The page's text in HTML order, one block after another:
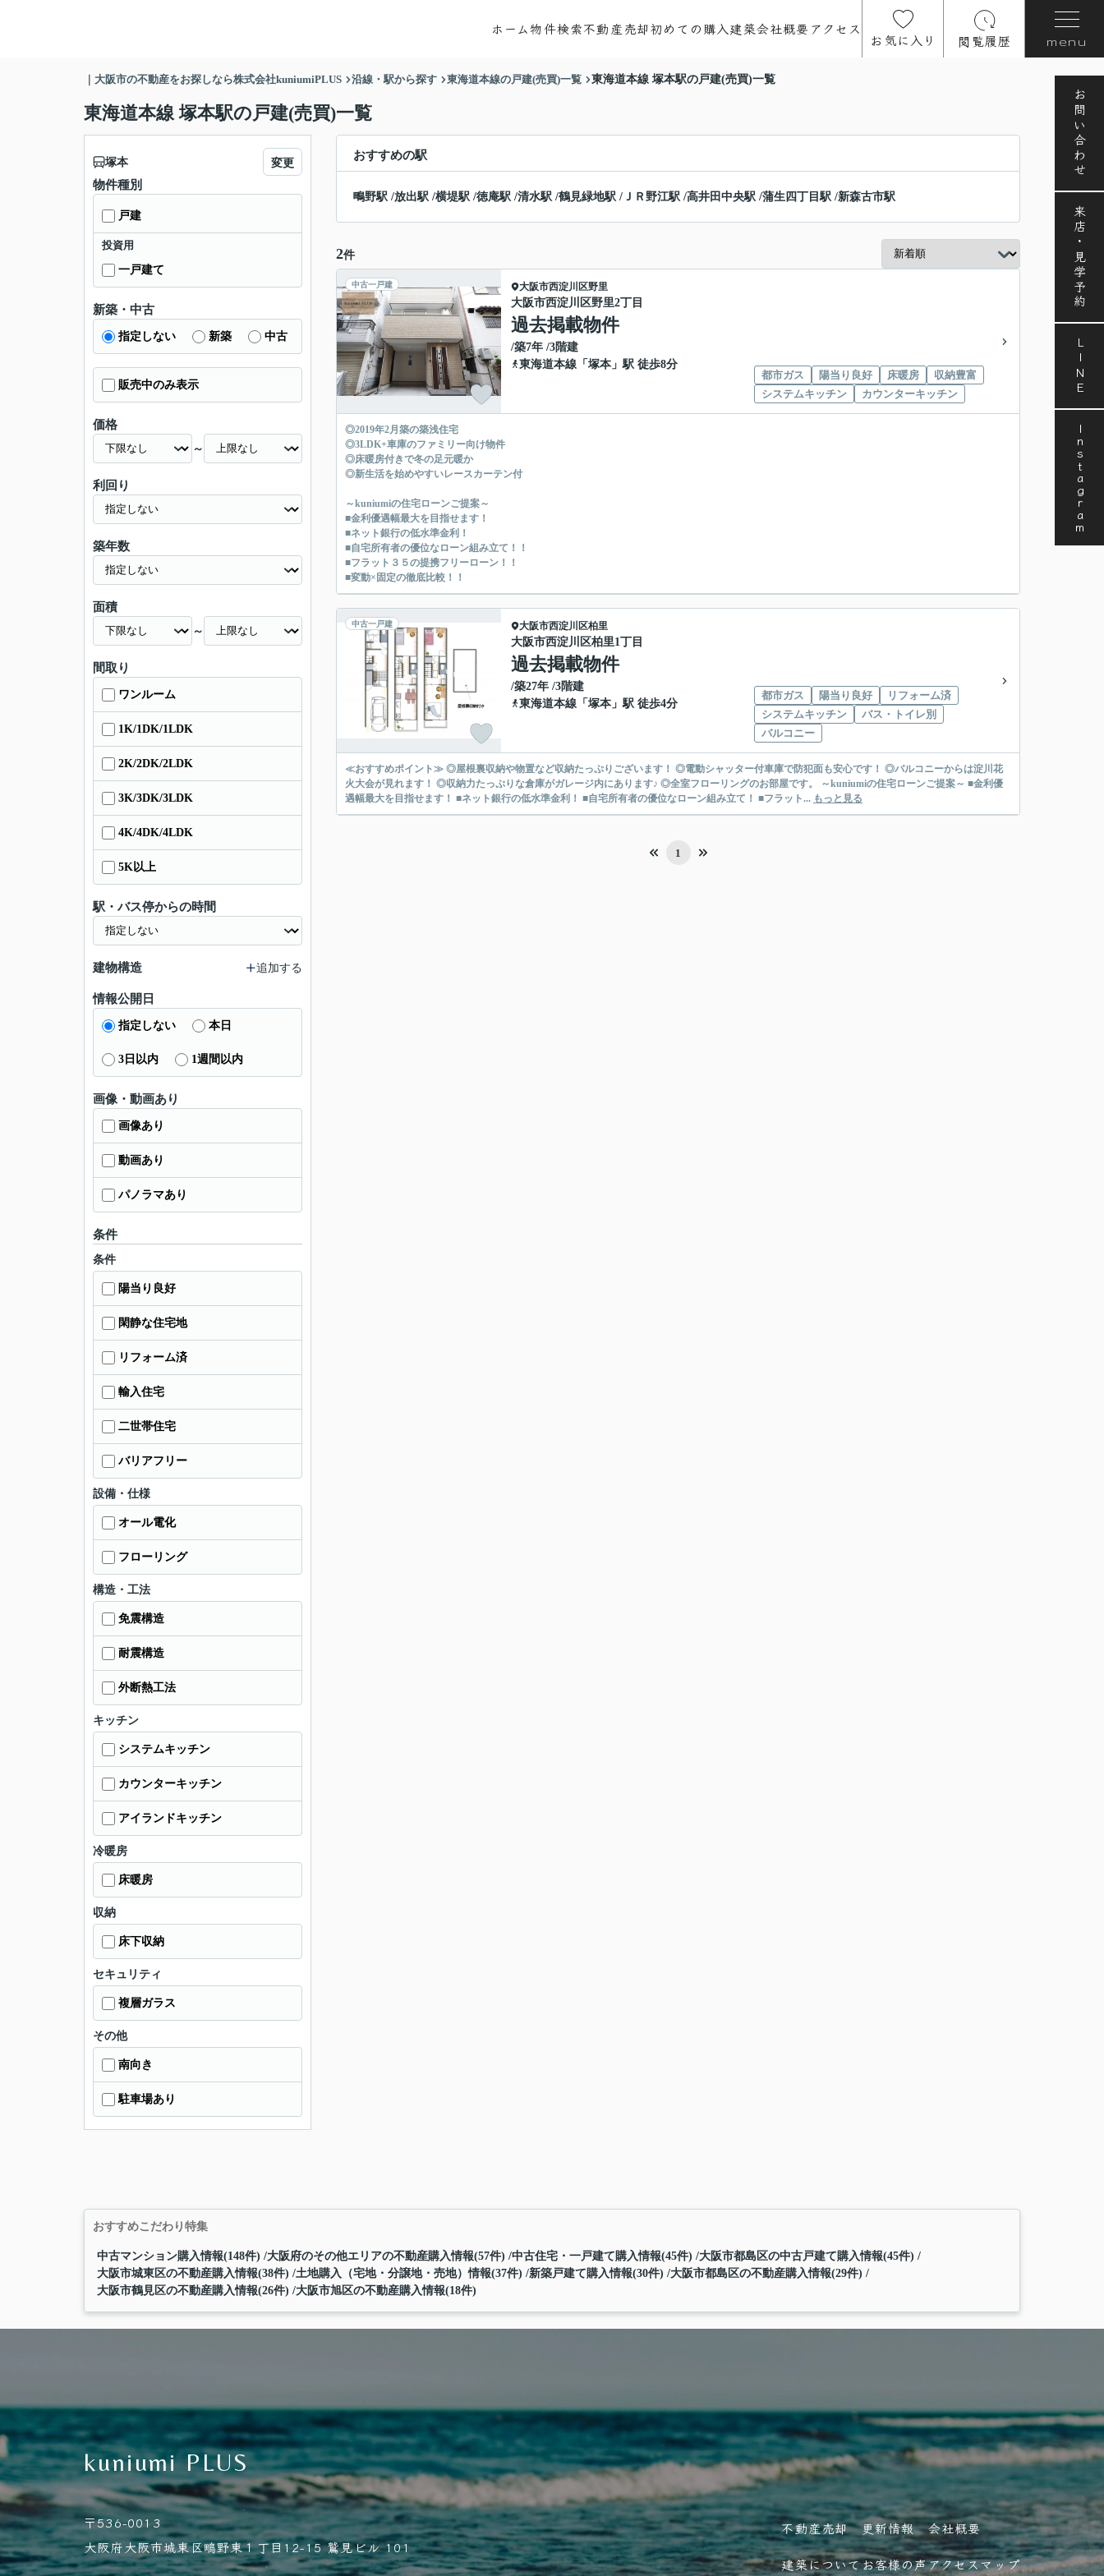
ホーム物件検索不動産売却初めての購入建築会社概要アクセス
お気に入り 閲覧履歴 menu
お問い合わせ
来店・見学予約
LINE
Instagram
｜大阪市の不動産をお探しなら株式会社kuniumiPLUS 沿線・駅から探す 東海道本線の戸建(売買)一覧 東海道本線 塚本駅の戸建(売買)一覧
東海道本線 塚本駅の戸建(売買)一覧
おすすめの駅
鴫野駅 /放出駅 /横堤駅 /徳庵駅 /清水駅 /鶴見緑地駅 / ＪＲ野江駅 /高井田中央駅 /蒲生四丁目駅 /新森古市駅
2件
中古一戸建 大阪市西淀川区野里
大阪市西淀川区野里2丁目
過去掲載物件
/築7年 /3階建
東海道本線 「 塚本 」駅 徒歩8分
都市ガス
陽当り良好 床暖房
収納豊富
システムキッチン
カウンターキッチン
◎2019年2月築の築浅住宅
◎3LDK+車庫のファミリー向け物件
◎床暖房付きで冬の足元暖か
◎新生活を始めやすいレースカーテン付
～kuniumiの住宅ローンご提案～
■金利優遇幅最大を目指せます！
■ネット銀行の低水準金利！
■自宅所有者の優位なローン組み立て！！
■フラット３５の提携フリーローン！！
■変動×固定の徹底比較！！
中古一戸建 大阪市西淀川区柏里
大阪市西淀川区柏里1丁目
過去掲載物件
/築27年 /3階建
東海道本線 「 塚本 」駅 徒歩4分
都市ガス 陽当り良好
リフォーム済
システムキッチン
バス・トイレ別
バルコニー
≪おすすめポイント≫ ◎屋根裏収納や物置など収納たっぷりございます！ ◎電動シャッター付車庫で防犯面も安心です！ ◎バルコニーからは淀川花
火大会が見れます！ ◎収納力たっぷりな倉庫がガレージ内にあります♪ ◎全室フローリングのお部屋です。 ～kuniumiの住宅ローンご提案～ ■金利優
遇幅最大を目指せます！ ■ネット銀行の低水準金利！ ■自宅所有者の優位なローン組み立て！ ■フラット... もっと見る
1
塚本 変更
物件種別
戸建
投資用
一戸建て
新築・中古
指定しない 新築 中古
販売中のみ表示
価格
～
利回り
築年数
面積
～
間取り
ワンルーム
1K/1DK/1LDK
2K/2DK/2LDK
3K/3DK/3LDK
4K/4DK/4LDK
5K以上
駅・バス停からの時間
建物構造 追加する
情報公開日
指定しない 本日
3日以内 1週間以内
画像・動画あり
画像あり
動画あり
パノラマあり
条件
条件
陽当り良好
閑静な住宅地
リフォーム済
輸入住宅
二世帯住宅
バリアフリー
設備・仕様
オール電化
フローリング
構造・工法
免震構造
耐震構造
外断熱工法
キッチン
システムキッチン
カウンターキッチン
アイランドキッチン
冷暖房
床暖房
収納
床下収納
セキュリティ
複層ガラス
その他
南向き
駐車場あり
おすすめこだわり特集
中古マンション購入情報(148件) 大阪府のその他エリアの不動産購入情報(57件) 中古住宅・一戸建て購入情報(45件)
大阪市都島区の中古戸建て購入情報(45件)
大阪市城東区の不動産購入情報(38件) 土地購入（宅地・分譲地・売地）情報(37件) 新築戸建て購入情報(30件)
大阪市都島区の不動産購入情報(29件)
大阪市鶴見区の不動産購入情報(26件)
大阪市旭区の不動産購入情報(18件)
kuniumi PLUS
〒536-0013
大阪府大阪市城東区鴫野東１丁目12-15 鷲見ビル 101
不動産売却
建築について
更新情報
お客様の声
会社概要
アクセスマップ